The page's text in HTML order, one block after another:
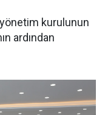
kurulunun
ardından